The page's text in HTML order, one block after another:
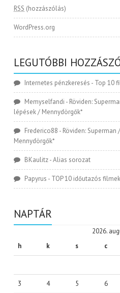
RSS (hozzászólás)
WordPress.org
LEGUTÓBBI
Internetes pénzkeresés - Top 10
Memyselfandi - Röviden:
lépések / Mennydörgők*
Frederico88 - Röviden:
Mennydörgők*
BKaulitz-Alias sorozat
Papyrus - TOP 10 időutazós filmek
NAPTÁR
2026.
h
k s c
3 4 5 6